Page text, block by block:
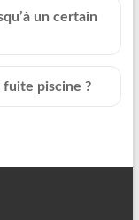
un certain
piscine ?